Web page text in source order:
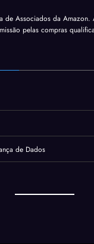
de Associados da Amazon.
pelas compras
de Dados